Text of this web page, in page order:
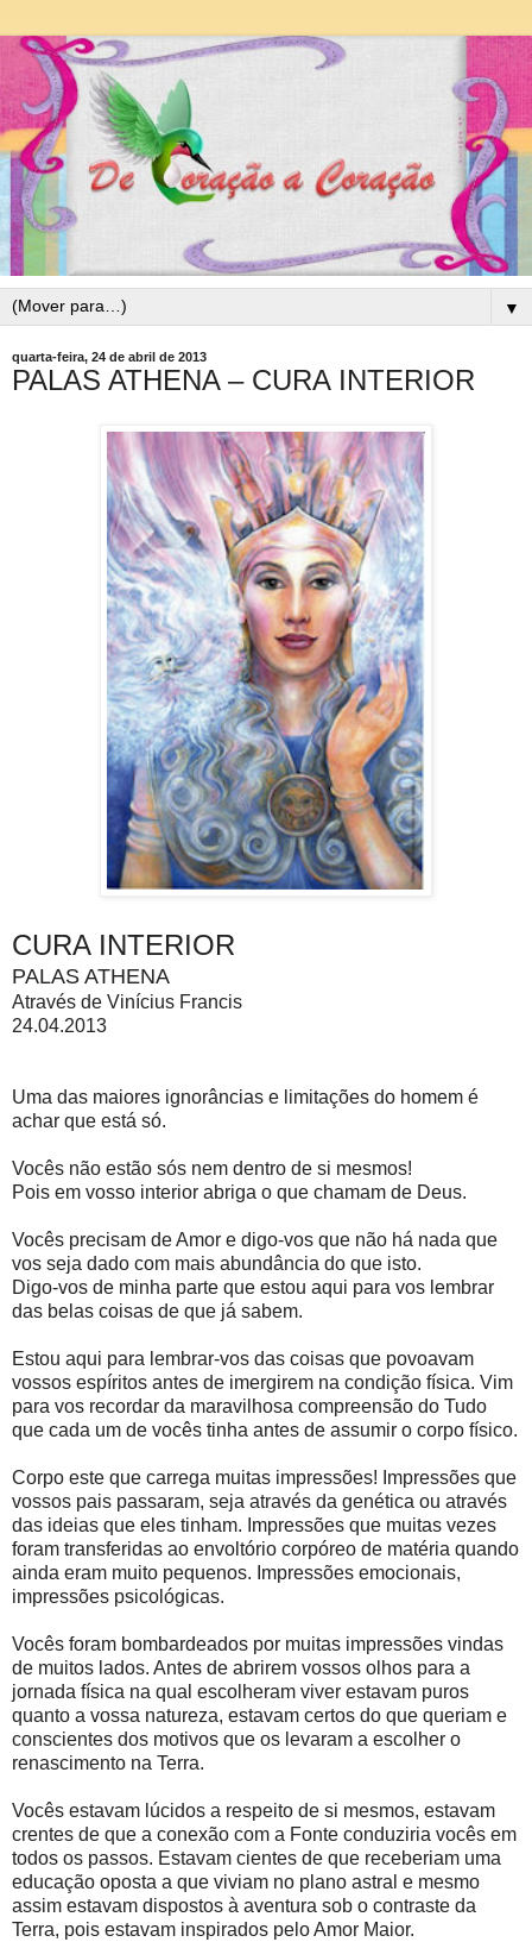
▼
quarta-feira, 24 de abril de 2013
PALAS ATHENA – CURA INTERIOR
CURA INTERIOR
PALAS ATHENA
Através de Vinícius Francis
24.04.2013
Uma das maiores ignorâncias e limitações do homem é
achar que está só.
Vocês não estão sós nem dentro de si mesmos!
Pois em vosso interior abriga o que chamam de Deus.
Vocês precisam de Amor e digo-vos que não há nada que
vos seja dado com mais abundância do que isto.
Digo-vos de minha parte que estou aqui para vos lembrar
das belas coisas de que já sabem.
Estou aqui para lembrar-vos das coisas que povoavam
vossos espíritos antes de imergirem na condição física. Vim
para vos recordar da maravilhosa compreensão do Tudo
que cada um de vocês tinha antes de assumir o corpo físico.
Corpo este que carrega muitas impressões! Impressões que
vossos pais passaram, seja através da genética ou através
das ideias que eles tinham. Impressões que muitas vezes
foram transferidas ao envoltório corpóreo de matéria quando
ainda eram muito pequenos. Impressões emocionais,
impressões psicológicas.
Vocês foram bombardeados por muitas impressões vindas
de muitos lados. Antes de abrirem vossos olhos para a
jornada física na qual escolheram viver estavam puros
quanto a vossa natureza, estavam certos do que queriam e
conscientes dos motivos que os levaram a escolher o
renascimento na Terra.
Vocês estavam lúcidos a respeito de si mesmos, estavam
crentes de que a conexão com a Fonte conduziria vocês em
todos os passos. Estavam cientes de que receberiam uma
educação oposta a que viviam no plano astral e mesmo
assim estavam dispostos à aventura sob o contraste da
Terra, pois estavam inspirados pelo Amor Maior.